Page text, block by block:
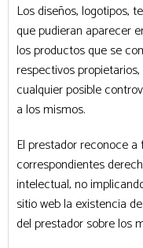
Los diseños, logotipos,
que pudieran aparecer
los productos que se
respectivos
cualquier posible
a los mismos.
El prestador reconoce
correspondientes
intelectual, no
sitio web la existencia
del prestador sobre los